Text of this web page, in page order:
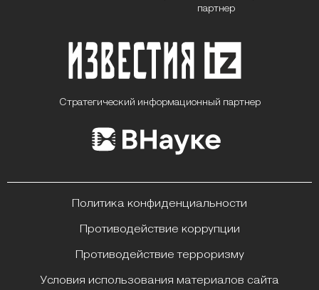
партнер
Стратегический информационный партнер
Политика конфиденциальности
Противодействие коррупции
Противодействие терроризму
Условия использования материалов сайта